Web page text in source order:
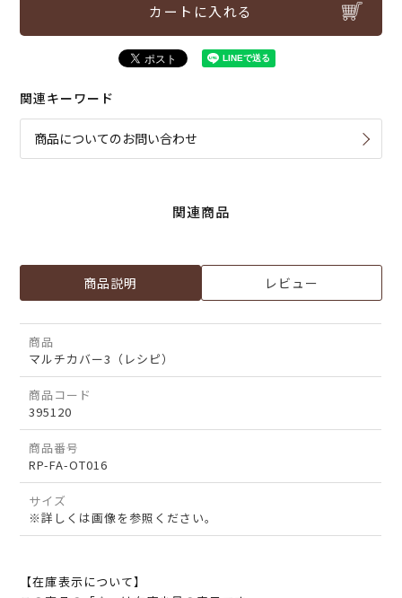
カートに入れる
関連キーワード
商品についてのお問い合わせ
関連商品
商品説明 レビュー
商品
マルチカバー3（レシピ）
商品コード
395120
商品番号
RP-FA-OT016
サイズ
※詳しくは画像を参照ください。
【在庫表示について】